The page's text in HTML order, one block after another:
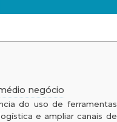
negócio
do uso de ferramentas
e ampliar canais de